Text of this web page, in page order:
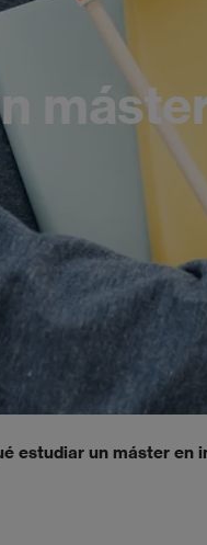
estudiar un máster en